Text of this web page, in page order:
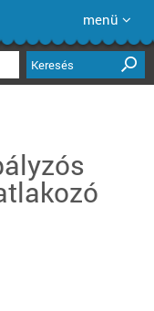
menü
Keresés